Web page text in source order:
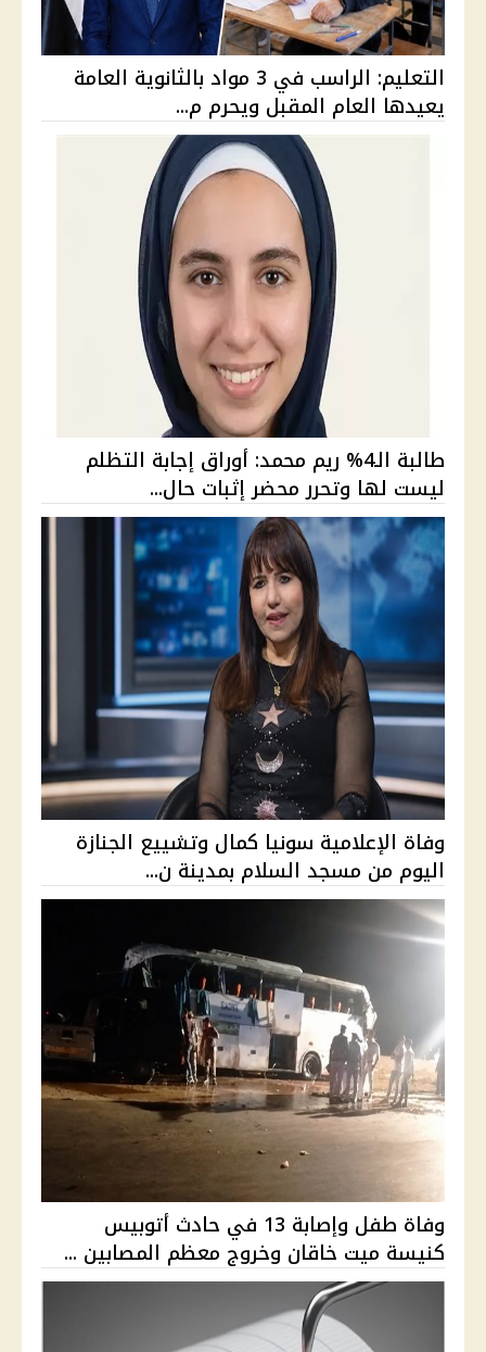
التعليم: الراسب في 3 مواد بالثانوية العامة
يعيدها العام المقبل ويحرم م...
طالبة الـ4% ريم محمد: أوراق إجابة التظلم
ليست لها وتحرر محضر إثبات حال...
وفاة الإعلامية سونيا كمال وتشييع الجنازة
اليوم من مسجد السلام بمدينة ن...
وفاة طفل وإصابة 13 في حادث أتوبيس
كنيسة ميت خاقان وخروج معظم المصابين ...